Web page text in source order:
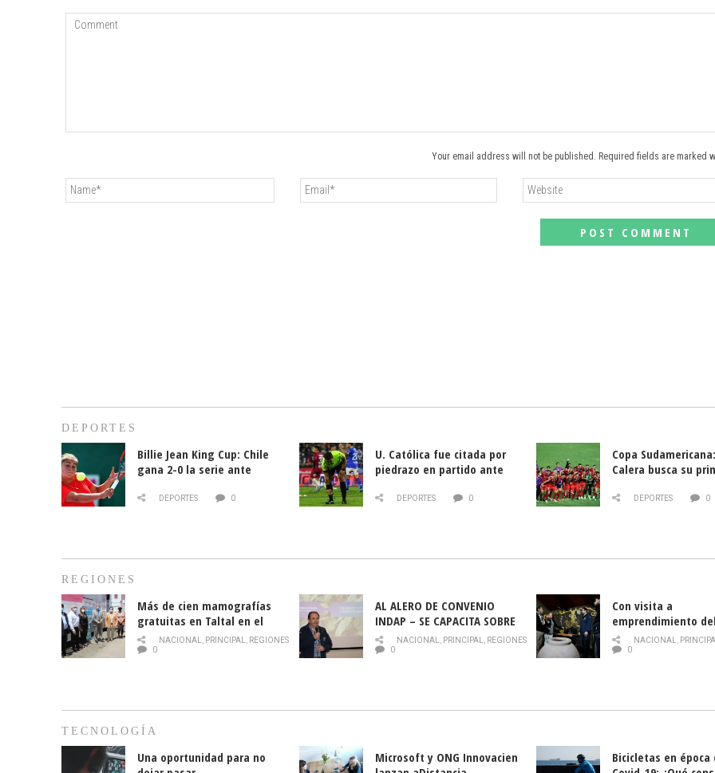
Your email address will not be published. Required fields are marked
DEPORTES
Billie Jean King Cup: Chile
gana 2-0 la serie ante
DEPORTES 0
U. Católica fue citada por
piedrazo en partido ante
DEPORTES 0
Copa
Calera busca su
DEPORTES 0
REGIONES
Más de cien mamografías
gratuitas en Taltal en el
mes de la prevención del
cáncer de mama
NACIONAL, PRINCIPAL, REGIONES
0
AL ALERO DE CONVENIO
INDAP – SE CAPACITA SOBRE
PLAGA DROSOPHILA SUZUKII
NACIONAL, PRINCIPAL, REGIONES
0
Con visita a
emprendimiento
y llamado al
historia campesina
NACIONAL,
0
TECNOLOGÍA
Una oportunidad para no
Microsoft y ONG Innovacien
Bicicletas en época